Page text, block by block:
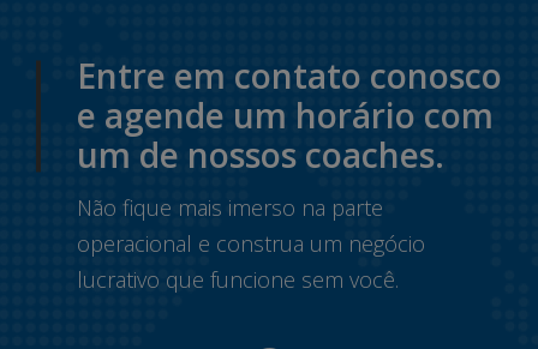
Entre em contato conosco
e agende um horário com
um de nossos coaches.
Não fique mais imerso na parte
operacional e construa um negócio
lucrativo que funcione sem você.